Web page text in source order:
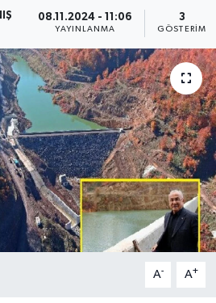
08.11.2024 - 11:06
YAYINLANMA
3
GÖSTERIM
A- A+